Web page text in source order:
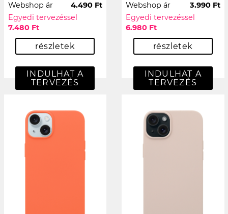
Webshop ár
4.490 Ft
Egyedi tervezéssel
7.480 Ft
részletek
INDULHAT A
TERVEZÉS
Webshop ár
3.990 Ft
Egyedi tervezéssel
6.980 Ft
részletek
INDULHAT A
TERVEZÉS